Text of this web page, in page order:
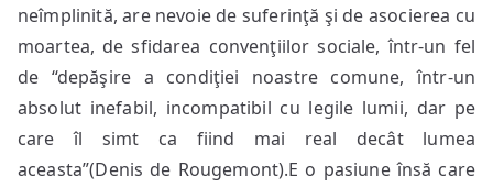
neîmplinită, are nevoie de suferinţă şi de asocierea cu
moartea, de sfidarea convenţiilor sociale, într-un fel
de “depăşire a condiţiei noastre comune, într-un
absolut inefabil, incompatibil cu legile lumii, dar pe
care îl simt ca fiind mai real decât lumea
aceasta”(Denis de Rougemont).E o pasiune însă care